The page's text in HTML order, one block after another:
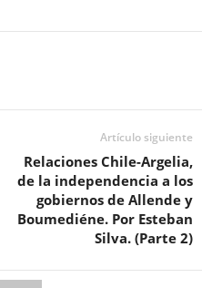
Artículo siguiente
Relaciones Chile-Argelia,
de la independencia a los
gobiernos de Allende y
Boumediéne. Por Esteban
Silva. (Parte 2)